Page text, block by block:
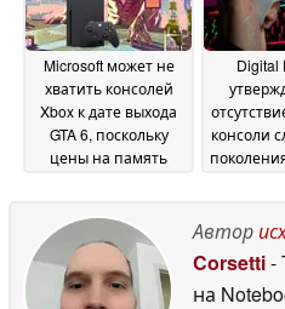
Microsoft может не
хватить консолей
Xbox к дате выхода
GTA 6, поскольку
цены на память
Digital
консоли
Автор
Corsetti-
на